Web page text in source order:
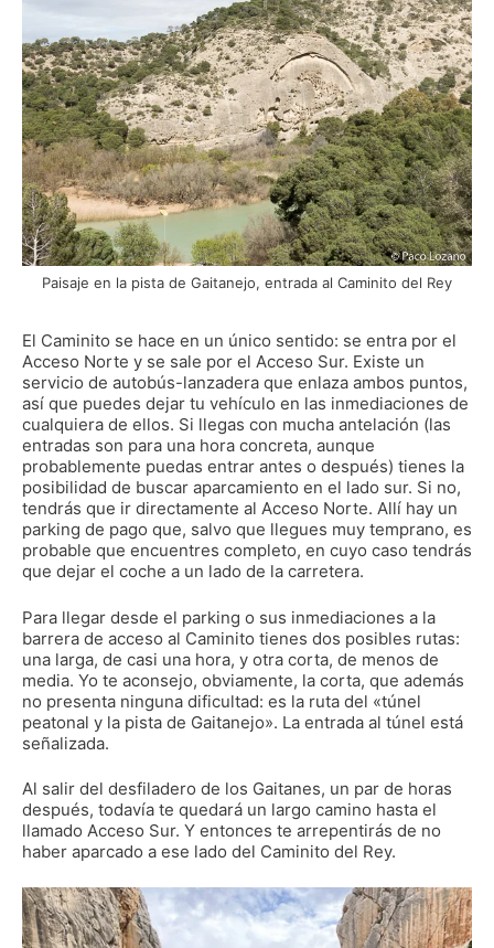
Paisaje en la pista de Gaitanejo, entrada al Caminito del Rey
El Caminito se hace en un único sentido: se entra por el
Acceso Norte y se sale por el Acceso Sur. Existe un
servicio de autobús-lanzadera que enlaza ambos puntos,
así que puedes dejar tu vehículo en las inmediaciones de
cualquiera de ellos. Si llegas con mucha antelación (las
entradas son para una hora concreta, aunque
probablemente puedas entrar antes o después) tienes la
posibilidad de buscar aparcamiento en el lado sur. Si no,
tendrás que ir directamente al Acceso Norte. Allí hay un
parking de pago que, salvo que llegues muy temprano, es
probable que encuentres completo, en cuyo caso tendrás
que dejar el coche a un lado de la carretera.
Para llegar desde el parking o sus inmediaciones a la
barrera de acceso al Caminito tienes dos posibles rutas:
una larga, de casi una hora, y otra corta, de menos de
media. Yo te aconsejo, obviamente, la corta, que además
no presenta ninguna dificultad: es la ruta del «túnel
peatonal y la pista de Gaitanejo». La entrada al túnel está
señalizada.
Al salir del desfiladero de los Gaitanes, un par de horas
después, todavía te quedará un largo camino hasta el
llamado Acceso Sur. Y entonces te arrepentirás de no
haber aparcado a ese lado del Caminito del Rey.